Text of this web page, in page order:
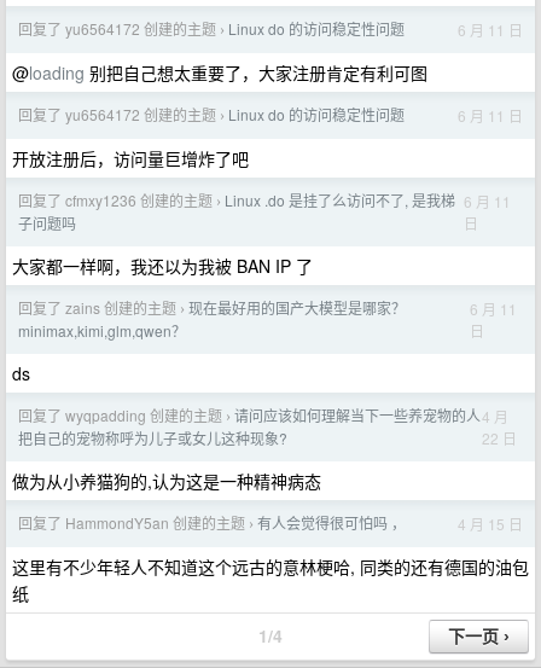
回复了 yu6564172 创建的主题 › Linux do 的访问稳定性问题 6 月 11 日
@loading 别把自己想太重要了，大家注册肯定有利可图
回复了 yu6564172 创建的主题 › Linux do 的访问稳定性问题 6 月 11 日
开放注册后，访问量巨增炸了吧
回复了 cfmxy1236 创建的主题 › Linux .do 是挂了么访问不了, 是我梯
子问题吗
6 月 11
日
大家都一样啊，我还以为我被 BAN IP 了
回复了 zains 创建的主题 › 现在最好用的国产大模型是哪家？
minimax,kimi,glm,qwen？
6 月 11
日
ds
回复了 wyqpadding 创建的主题 › 请问应该如何理解当下一些养宠物的人
把自己的宠物称呼为儿子或女儿这种现象?
4 月
22 日
做为从小养猫狗的,认为这是一种精神病态
回复了 HammondY5an 创建的主题 › 有人会觉得很可怕吗 ， 4 月 15 日
这里有不少年轻人不知道这个远古的意林梗哈, 同类的还有德国的油包
纸
1/4